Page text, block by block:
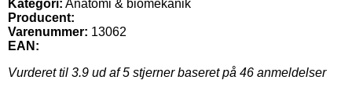
Kategori: Anatomi & biomekanik
Producent:
Varenummer: 13062
EAN:
Vurderet til 3.9 ud af 5 stjerner baseret på 46 anmeldelser